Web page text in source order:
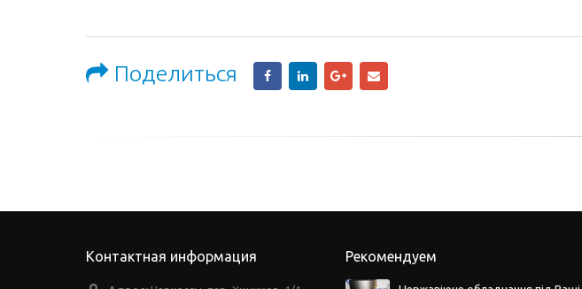
Поделиться
Контактная информация Рекомендуем